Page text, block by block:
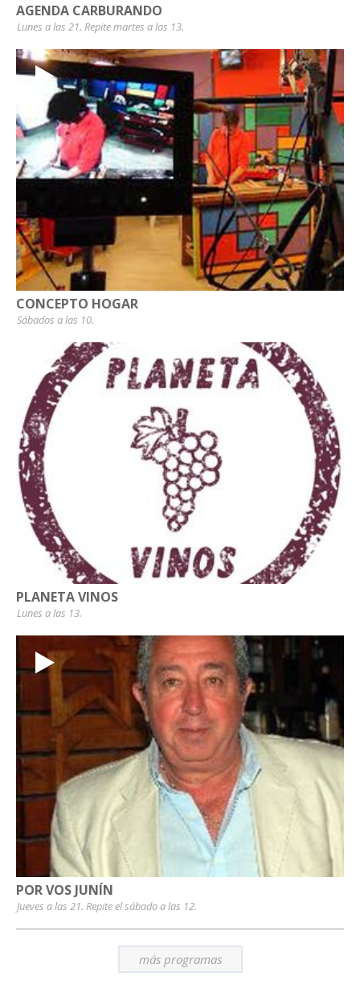
AGENDA CARBURANDO
Lunes a las 21. Repite martes a las 13.
CONCEPTO HOGAR
Sábados a las 10.
PLANETA VINOS
Lunes a las 13.
POR VOS JUNÍN
Jueves a las 21. Repite el sábado a las 12.
más programas